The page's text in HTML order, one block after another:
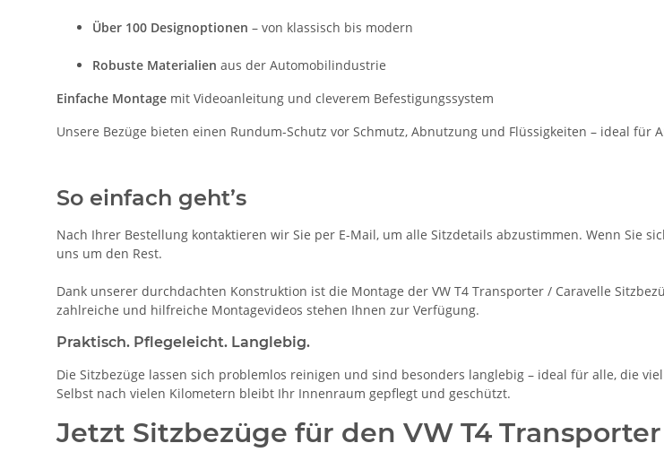
Über 100 Designoptionen – von klassisch bis modern
Robuste Materialien aus der Automobilindustrie
Einfache Montage mit Videoanleitung und cleverem Befestigungssystem
Unsere Bezüge bieten einen Rundum-Schutz vor Schmutz, Abnutzung und Flüssigkeiten – ideal
So einfach geht’s
Nach Ihrer Bestellung kontaktieren wir Sie per E-Mail, um alle Sitzdetails abzustimmen. Wenn Sie
uns um den Rest.
Dank unserer durchdachten Konstruktion ist die Montage der VW T4 Transporter / Caravelle
zahlreiche und hilfreiche Montagevideos stehen Ihnen zur Verfügung.
Praktisch. Pflegeleicht. Langlebig.
Die Sitzbezüge lassen sich problemlos reinigen und sind besonders langlebig – ideal für alle, die
Selbst nach vielen Kilometern bleibt Ihr Innenraum gepflegt und geschützt.
Jetzt Sitzbezüge für den VW T4